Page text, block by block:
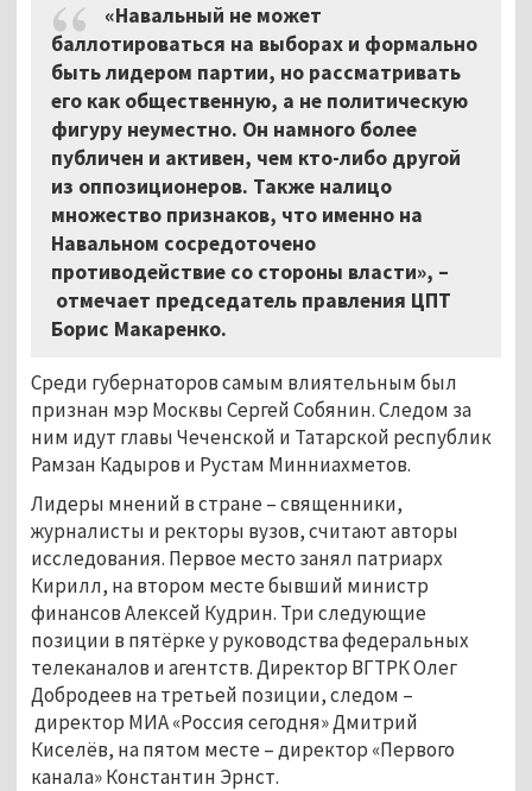
«Навальный не может
баллотироваться на выборах и формально
быть лидером партии, но рассматривать
его как общественную, а не политическую
фигуру неуместно. Он намного более
публичен и активен, чем кто-либо другой
из оппозиционеров. Также налицо
множество признаков, что именно на
Навальном сосредоточено
противодействие со стороны власти», –
отмечает председатель правления ЦПТ
Борис Макаренко.
Среди губернаторов самым влиятельным был
признан мэр Москвы Сергей Собянин. Следом за
ним идут главы Чеченской и Татарской республик
Рамзан Кадыров и Рустам Минниахметов.
Лидеры мнений в стране – священники,
журналисты и ректоры вузов, считают авторы
исследования. Первое место занял патриарх
Кирилл, на втором месте бывший министр
финансов Алексей Кудрин. Три следующие
позиции в пятёрке у руководства федеральных
телеканалов и агентств. Директор ВГТРК Олег
Добродеев на третьей позиции, следом –
директор МИА «Россия сегодня» Дмитрий
Киселёв, на пятом месте – директор «Первого
канала» Константин Эрнст.